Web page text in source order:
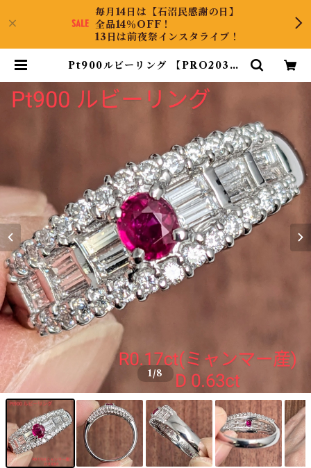
毎月14日は【石沼民感謝の日】
全品14％OFF！
13日は前夜祭インスタライブ！
Pt900ルビーリング 【PRO20387
1/8